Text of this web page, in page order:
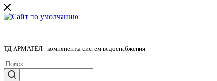
ТД АРМАТЕЛ - компоненты систем водоснабжения